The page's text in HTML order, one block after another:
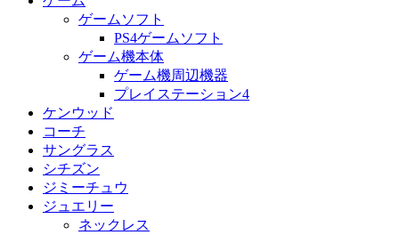
ゲームソフト
PS4ゲームソフト
ゲーム機本体
ゲーム機周辺機器
プレイステーション4
ケンウッド
コーチ
サングラス
シチズン
ジミーチュウ
ジュエリー
ネックレス